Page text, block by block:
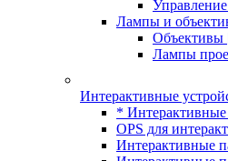
Лампы и
Объективы
Лампы
Интерактивные
* Интерактивные
OPS для
Интерактивные